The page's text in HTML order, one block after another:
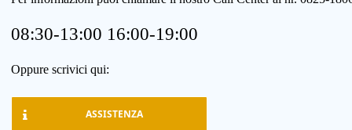
08:30-13:00 16:00-19:00
Oppure scrivici qui:
ASSISTENZA